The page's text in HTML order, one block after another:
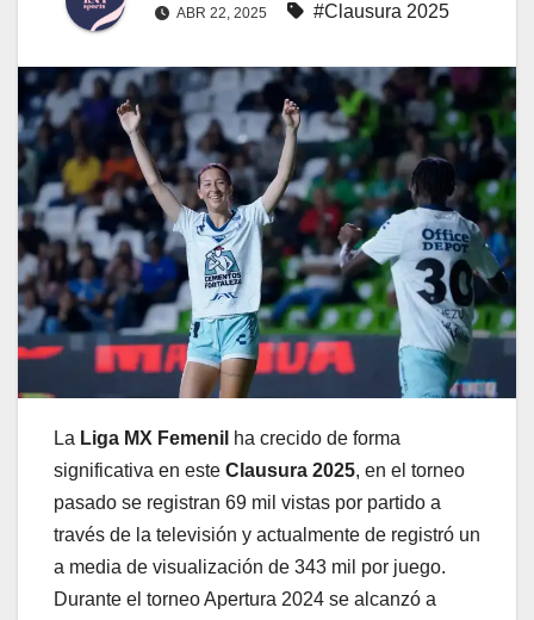
ABR 22, 2025 #Clausura 2025
La Liga MX Femenil ha crecido de forma
significativa en este Clausura 2025, en el torneo
pasado se registran 69 mil vistas por partido a
través de la televisión y actualmente de registró un
a media de visualización de 343 mil por juego.
Durante el torneo Apertura 2024 se alcanzó a